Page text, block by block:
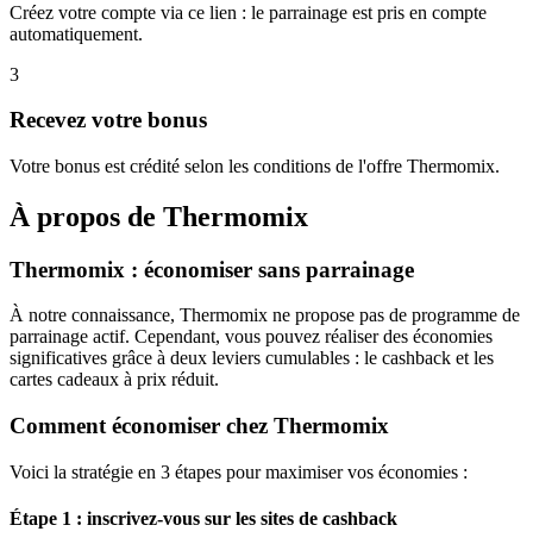
Créez votre compte via ce lien : le parrainage est pris en compte
automatiquement.
3
Recevez votre bonus
Votre bonus est crédité selon les conditions de l'offre Thermomix.
À propos de Thermomix
Thermomix : économiser sans parrainage
À notre connaissance, Thermomix ne propose pas de programme de
parrainage actif. Cependant, vous pouvez réaliser des économies
significatives grâce à deux leviers cumulables : le cashback et les
cartes cadeaux à prix réduit.
Comment économiser chez Thermomix
Voici la stratégie en 3 étapes pour maximiser vos économies :
Étape 1 : inscrivez-vous sur les sites de cashback